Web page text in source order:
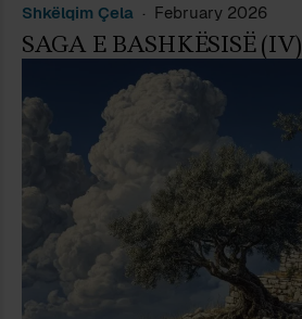
Shkëlqim Çela February 2026
SAGA E BASHKËSISË (IV)